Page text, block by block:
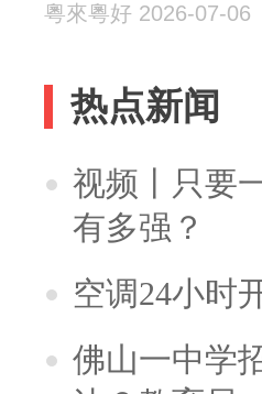
粵來粵好 2026-07-06
热点新闻
视频丨只要
有多强？
空调24小时
佛山一中学